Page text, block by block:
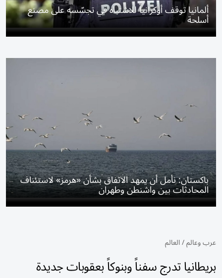
ألمانيا توقف أوكرانياً للاشتباه في تجسّسه على مصنع
أسلحة
باكستان: نأمل أن يمهد الاتفاق بشأن «هرمز» لاستئناف
المحادثات بين واشنطن وطهران
عرب وعالم/العالم
بريطانيا تدرج سفناً وبنوكاً بعقوبات جديدة